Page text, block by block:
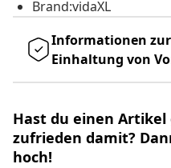
Brand:vidaXL
Informationen
Einhaltung von
Hast du einen
zufrieden damit?
hoch!